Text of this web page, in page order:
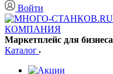
Войти
Маркетплейс для бизнеса
Каталог